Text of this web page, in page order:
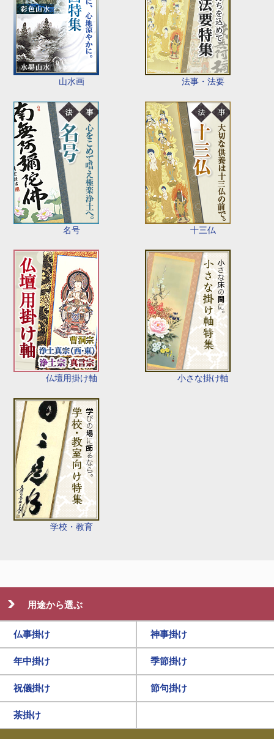
山水画 法事・法要
名号 十三仏
仏壇用掛け軸 小さな掛け軸
学校・教育
用途から選ぶ
仏事掛け 神事掛け
年中掛け 季節掛け
祝儀掛け 節句掛け
茶掛け